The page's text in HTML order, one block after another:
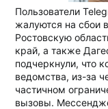
Пользователи
жалуются на сбои
Ростовскую
край, а также
подчеркнули, что
ведомства, из-за
частичном
вызовы.